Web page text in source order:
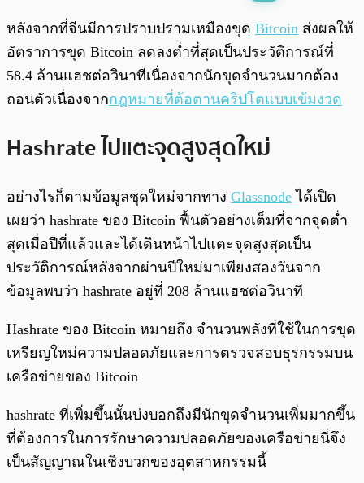
พร้อมเล่น 0:00
หลังจากที่จีนมีการปราบปรามเหมืองขุด Bitcoin ส่งผลให้
อัตราการขุด Bitcoin ลดลงต่ำที่สุดเป็นประวัติการณ์ที่
58.4 ล้านแฮชต่อวินาทีเนื่องจากนักขุดจำนวนมากต้อง
ถอนตัวเนื่องจากกฎหมายที่ต้อตานคริปโตแบบเข้มงวด
Hashrate ไปแตะจุดสูงสุดใหม่
อย่างไรก็ตามข้อมูลชุดใหม่จากทาง Glassnode ได้เปิด
เผยว่า hashrate ของ Bitcoin ฟื้นตัวอย่างเต็มที่จากจุดต่ำ
สุดเมื่อปีที่แล้วและได้เดินหน้าไปแตะจุดสูงสุดเป็น
ประวัติการณ์หลังจากผ่านปีใหม่มาเพียงสองวันจาก
ข้อมูลพบว่า hashrate อยู่ที่ 208 ล้านแฮชต่อวินาที
Hashrate ของ Bitcoin หมายถึง จำนวนพลังที่ใช้ในการขุด
เหรียญใหม่ความปลอดภัยและการตรวจสอบธุรกรรมบน
เครือข่ายของ Bitcoin
hashrate ที่เพิ่มขึ้นนั้นบ่งบอกถึงมีนักขุดจำนวนเพิ่มมากขึ้น
ที่ต้องการในการรักษาความปลอดภัยของเครือข่ายนี่จึง
เป็นสัญญาณในเชิงบวกของอุตสาหกรรมนี้